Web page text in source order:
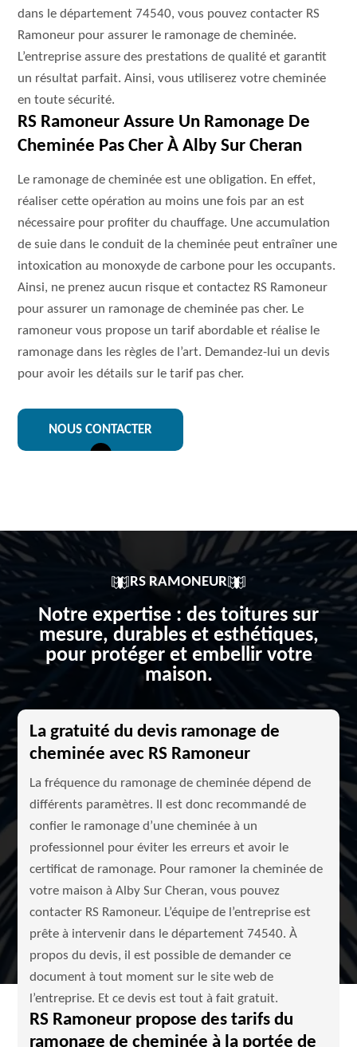
dans le département 74540, vous pouvez contacter RS
Ramoneur pour assurer le ramonage de cheminée.
L’entreprise assure des prestations de qualité et garantit
un résultat parfait. Ainsi, vous utiliserez votre cheminée
en toute sécurité.
RS Ramoneur Assure Un Ramonage De
Cheminée Pas Cher À Alby Sur Cheran
Le ramonage de cheminée est une obligation. En effet,
réaliser cette opération au moins une fois par an est
nécessaire pour profiter du chauffage. Une accumulation
de suie dans le conduit de la cheminée peut entraîner une
intoxication au monoxyde de carbone pour les occupants.
Ainsi, ne prenez aucun risque et contactez RS Ramoneur
pour assurer un ramonage de cheminée pas cher. Le
ramoneur vous propose un tarif abordable et réalise le
ramonage dans les règles de l’art. Demandez-lui un devis
pour avoir les détails sur le tarif pas cher.
NOUS CONTACTER
RS RAMONEUR
Notre expertise : des toitures sur
mesure, durables et esthétiques,
pour protéger et embellir votre
maison.
La gratuité du devis ramonage de
cheminée avec RS Ramoneur
La fréquence du ramonage de cheminée dépend de
différents paramètres. Il est donc recommandé de
confier le ramonage d’une cheminée à un
professionnel pour éviter les erreurs et avoir le
certificat de ramonage. Pour ramoner la cheminée de
votre maison à Alby Sur Cheran, vous pouvez
contacter RS Ramoneur. L’équipe de l’entreprise est
prête à intervenir dans le département 74540. À
propos du devis, il est possible de demander ce
document à tout moment sur le site web de
l’entreprise. Et ce devis est tout à fait gratuit.
RS Ramoneur propose des tarifs du
ramonage de cheminée à la portée de